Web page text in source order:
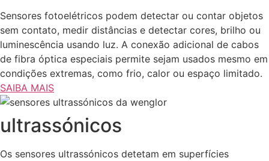
Sensores fotoelétricos podem detectar ou contar objetos
sem contato, medir distâncias e detectar cores, brilho ou
luminescência usando luz. A conexão adicional de cabos
de fibra óptica especiais permite sejam usados mesmo em
condições extremas, como frio, calor ou espaço limitado.
SAIBA MAIS
ultrassónicos
Os sensores ultrassónicos detetam em superfícies